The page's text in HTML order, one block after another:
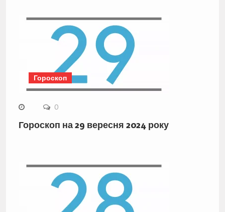
Гороскоп
0
Гороскоп на 29 вересня 2024 року